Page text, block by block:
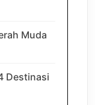
Muda
Destinasi